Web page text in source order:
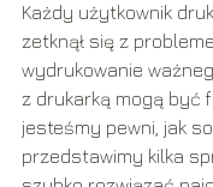
Każdy użytkownik
zetknął się z
wydrukowanie
z drukarką mogą być
jesteśmy pewni, jak
przedstawimy kilka